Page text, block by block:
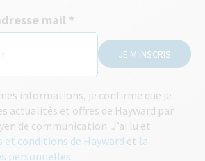
mail
JE M'INSCRIS
informations, je confirme que je
actualités et offres de Hayward par
de communication. J’ai lu et
et conditions de Hayward et la
personnelles.